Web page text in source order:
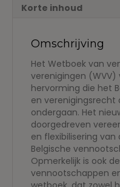
enKorte inhoud
Omschrijving
Het Wetboek van
verenigingen
hervorming die het
en
ondergaan. Het
doorgedreven
en flexibilisering van
Belgische
Opmerkelijk is ook
vennootschappen